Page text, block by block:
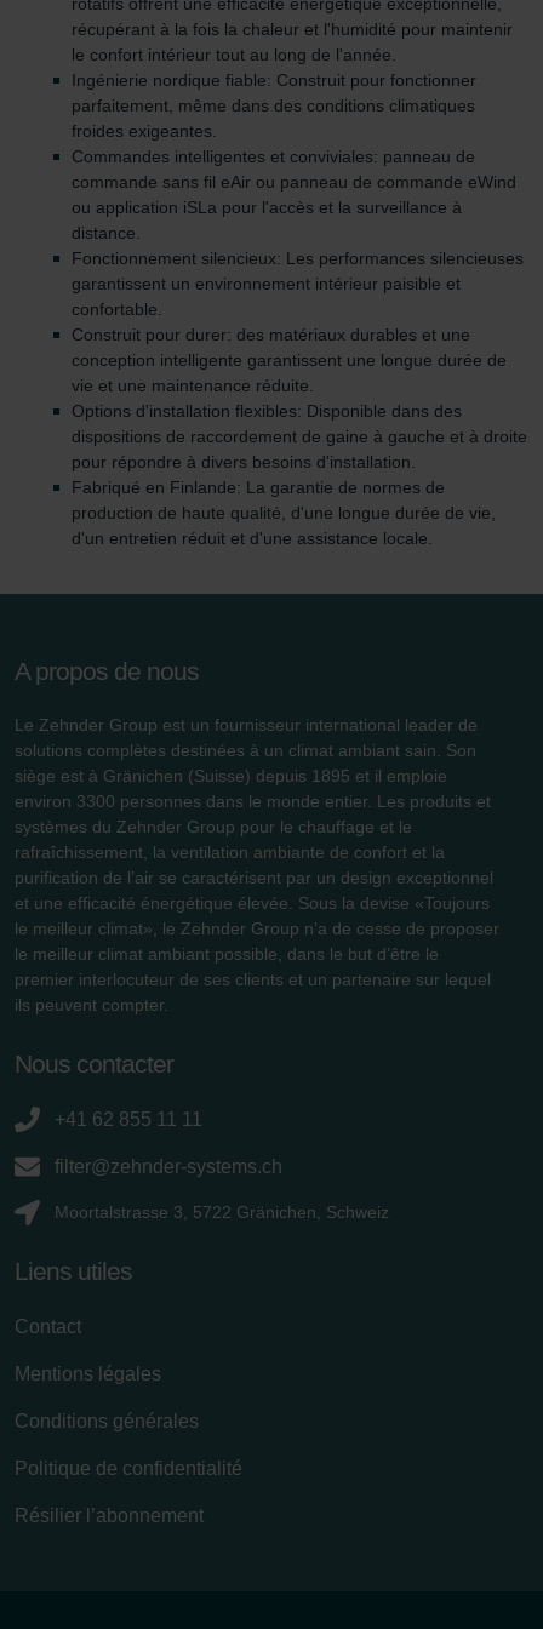
ordinateur. Vous pouvez en outre effacer à tout moment
les cookies déjà enregistrés via un navigateur Web ou
tout autre logiciel correspondant. Cette opération peut
être réalisée à partir de n’importe quel navigateur Web
usuel. Si l’utilisateur concerné désactive l’enregistrement
des cookies au sein du navigateur Web utilisé, il se peut
que les fonctionnalités de notre site Web ne soient plus
disponibles dans leur intégralité.
Pour plus de détails, nous vous invitons à prendre
connaissance de notre politique relative aux cookies.
Zehnder Group AG: Data Privacy
Zehnder Group België nv/sa: Déclarations de confidentialité
Zehnder Group Czech Republic s.r.o.: Zásady ochrany
osobních údajů
Zehnder Group France: Protection des données
Limitet Şirketi: Web Sitesi Çerezleri
Zehnder Group Sales International: Privacy Policy
Zehnder Group Schweiz AG: Datenschutz
Zehnder Polska Sp. z o.o.: Oświadczenie o ochronie
danych Zehnder
Zehnder Group UK Limited: Privacy Policy
récupérant à la fois la chaleur et l'humidité pour maintenir
le confort intérieur tout au long de l'année.
Ingénierie nordique fiable: Construit pour fonctionner
parfaitement, même dans des conditions climatiques
froides exigeantes.
Commandes intelligentes et conviviales: panneau de
commande sans fil eAir ou panneau de commande eWind
ou application iSLa pour l'accès et la surveillance à
distance.
Fonctionnement silencieux: Les performances silencieuses
garantissent un environnement intérieur paisible et
confortable.
Construit pour durer: des matériaux durables et une
conception intelligente garantissent une longue durée de
vie et une maintenance réduite.
Options d'installation flexibles: Disponible dans des
dispositions de raccordement de gaine à gauche et à droite
pour répondre à divers besoins d'installation.
Fabriqué en Finlande: La garantie de normes de
production de haute qualité, d'une longue durée de vie,
d'un entretien réduit et d'une assistance locale.
A propos de nous
Le Zehnder Group est un fournisseur international leader de
solutions complètes destinées à un climat ambiant sain. Son
siège est à Gränichen (Suisse) depuis 1895 et il emploie
environ 3300 personnes dans le monde entier. Les produits et
systèmes du Zehnder Group pour le chauffage et le
rafraîchissement, la ventilation ambiante de confort et la
purification de l’air se caractérisent par un design exceptionnel
et une efficacité énergétique élevée. Sous la devise «Toujours
le meilleur climat», le Zehnder Group n’a de cesse de proposer
le meilleur climat ambiant possible, dans le but d’être le
premier interlocuteur de ses clients et un partenaire sur lequel
ils peuvent compter.
Nous contacter
+41 62 855 11 11
filter@zehnder-systems.ch
Moortalstrasse 3, 5722 Gränichen, Schweiz
Liens utiles
Contact
Mentions légales
Conditions générales
Politique de confidentialité
Résilier l’abonnement